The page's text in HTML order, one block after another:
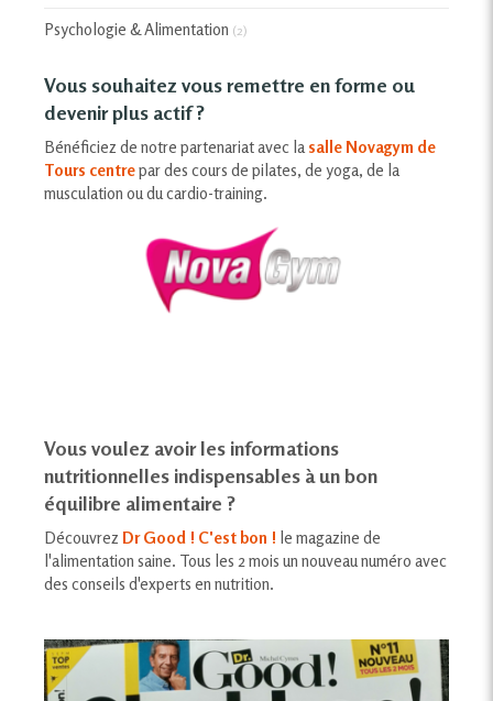
Psychologie & Alimentation (2)
Vous souhaitez vous remettre en forme ou
devenir plus actif ?
Bénéficiez de notre partenariat avec lasalle Novagym de
Tours centrepar des cours de pilates, de yoga, de la
musculation ou du cardio-training.
Vous voulez avoir les informations
nutritionnelles indispensables à un bon
équilibre alimentaire ?
Découvrez Dr Good ! C'est bon ! le magazine de
l'alimentation saine. Tous les 2 mois un nouveau numéro avec
des conseils d'experts en nutrition.